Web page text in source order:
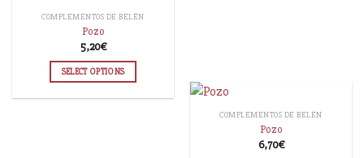
COMPLEMENTOS DE BELÉN
Pozo
5,20€
SELECT OPTIONS
COMPLEMENTOS DE BELÉN
Pozo
6,70€